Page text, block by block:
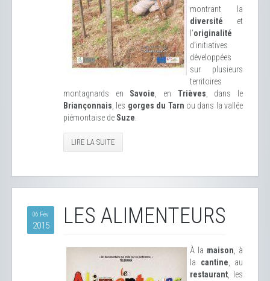
montrant la
diversité et
l’originalité
d’initiatives
développées
sur plusieurs
territoires
montagnards en Savoie , en Trièves , dans le
Briançonnais , les gorges du Tarn ou dans la vallée
piémontaise de Suze
LIRE LA SUITE
06 Fév
2015 LES ALIMENTEURS
À la maison , à
la cantine , au
restaurant , les